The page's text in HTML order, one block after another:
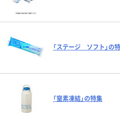
「ステージ ソフト」の
「窒素凍結」の特集